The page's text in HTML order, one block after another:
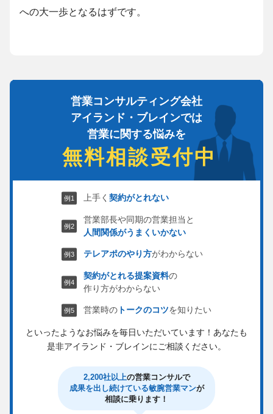
への大一歩となるはずです。
営業コンサルティング会社
アイランド・ブレインでは
営業に関する悩みを
無料相談受付中
上手く契約がとれない
営業部長や同期の営業担当と
人間関係がうまくいかない
テレアポのやり方がわからない
契約がとれる提案資料の
作り方がわからない
営業時の トークのコツを知りたい
といったようなお悩みを毎日いただいています！ あなたも
是非アイランド・ブレインにご相談ください。
2,200社以上の営業コンサルで
成果を出し続けている敏腕営業マンが
相談に乗ります！